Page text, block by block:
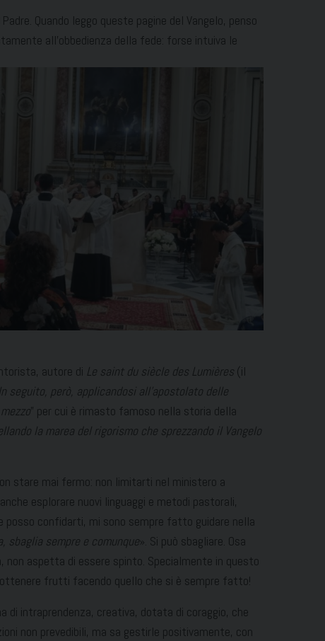
Quando leggo queste pagine del Vangelo, penso
all’obbedienza della fede: forse intuiva le
autore di Le saint du siècle des Lumières (il
seguito, però, applicandosi all’apostolato delle
” per cui è rimasto famoso nella storia della
la marea del rigorismo che sprezzando il Vangelo
stare mai fermo: non limitarti nel ministero a
esplorare nuovi linguaggi e metodi pastorali,
posso confidarti, mi sono sempre fatto guidare nella
sbaglia sempre e comunque». Si può sbagliare. Osa
non aspetta di essere spinto. Specialmente in questo
ottenere frutti facendo quello che si è sempre fatto!
di intraprendenza, creativa, dotata di coraggio, che
non prevedibili, ma sa gestirle positivamente, con